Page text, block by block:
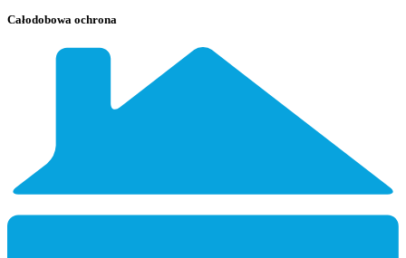
Całodobowa ochrona